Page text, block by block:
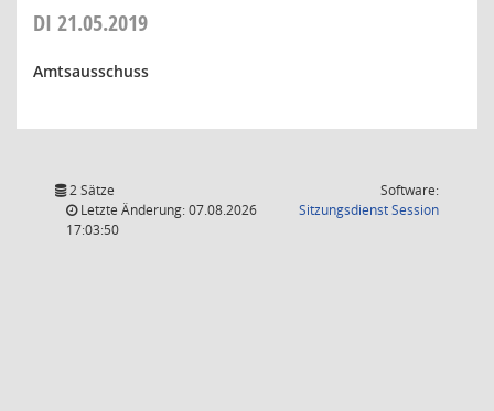
DI 21.05.2019
Amtsausschuss
2 Sätze
Letzte Änderung: 07.08.2026
17:03:50
Software:
SitzungsdienstSession(Wird in